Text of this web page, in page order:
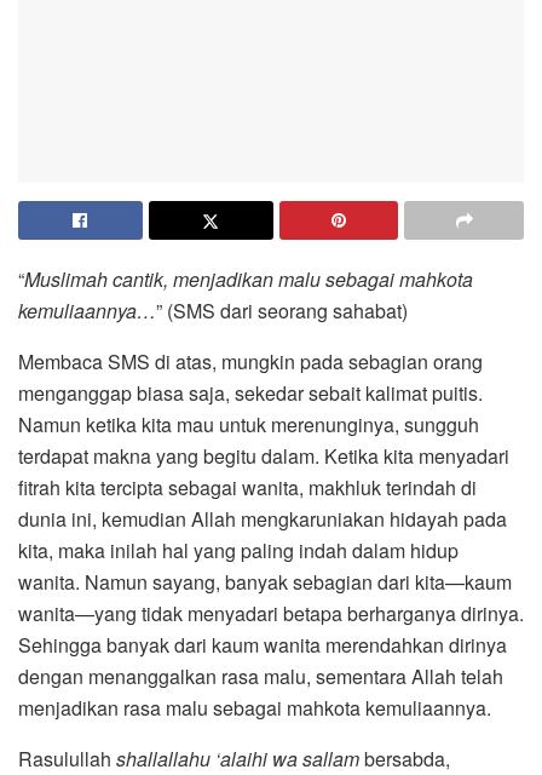
“Muslimah cantik, menjadikan malu sebagai mahkota
kemuliaannya…” (SMS dari seorang sahabat)
Membaca SMS di atas, mungkin pada sebagian orang
menganggap biasa saja, sekedar sebait kalimat puitis.
Namun ketika kita mau untuk merenunginya, sungguh
terdapat makna yang begitu dalam. Ketika kita menyadari
fitrah kita tercipta sebagai wanita, makhluk terindah di
dunia ini, kemudian Allah mengkaruniakan hidayah pada
kita, maka inilah hal yang paling indah dalam hidup
wanita. Namun sayang, banyak sebagian dari kita—kaum
wanita—yang tidak menyadari betapa berharganya dirinya.
Sehingga banyak dari kaum wanita merendahkan dirinya
dengan menanggalkan rasa malu, sementara Allah telah
menjadikan rasa malu sebagai mahkota kemuliaannya.
Rasulullah shallallahu ‘alaihi wa sallambersabda,